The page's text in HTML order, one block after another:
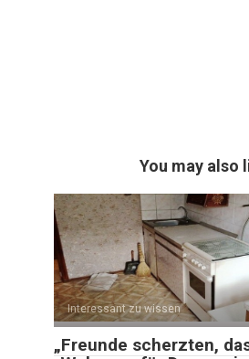
You may also
Interessant zu wissen
„Freunde scherzten,